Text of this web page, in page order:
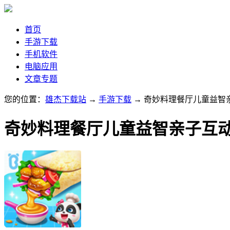
首页
手游下载
手机软件
电脑应用
文章专题
您的位置： 雄杰下载站 → 手游下载 → 奇妙料理餐厅儿童益智
奇妙料理餐厅儿童益智亲子互